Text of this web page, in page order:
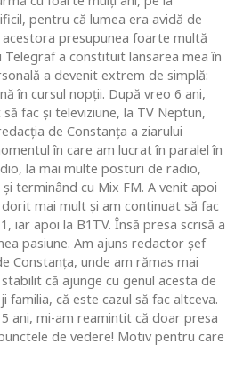
pentru că lumea era avidă de
presupunea foarte multă
Telegraf a constituit lansarea mea în
a devenit extrem de simplă:
în cursul nopţii. După vreo 6 ani,
fac şi televiziune, la TV Neptun,
de Constanţa a ziarului
în care am lucrat în paralel în
la mai multe posturi de radio,
terminând cu Mix FM. A venit apoi
mai mult şi am continuat să fac
iar apoi la B1TV. Însă presa scrisă a
pasiune. Am ajuns redactor şef
Constanţa, unde am rămas mai
că ajunge cu genul acesta de
familia, că este cazul să fac altceva.
5 ani, mi-am reamintit că doar presa
de vedere! Motiv pentru care